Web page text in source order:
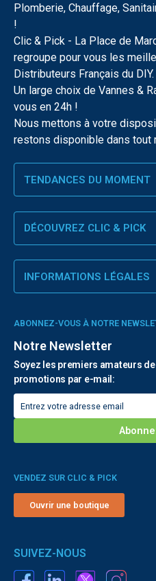
Plomberie, Chauffage,
!
Clic & Pick - La Place de
regroupe pour vous les
Distributeurs Français du DIY.
Un large choix de Vannes &
vous en 24h !
Nous mettons à votre
restons disponible dans tout
TENDANCES DU MOMENT
DÉCOUVREZ CLIC & PICK
INFORMATIONS LÉGALES
ABONNEZ-VOUS À NOTRE
Notre Newsletter
Soyez les premiers amateurs
promotions par e-mail:
VENDEZ SUR CLIC & PICK
Ouvrir une boutique
SUIVEZ-NOUS